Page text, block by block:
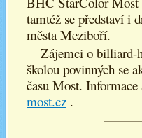
tamtéž se představí i
města Meziboří.
Zájemci o billiard-
školou povinných se
času Most.
most.cz .